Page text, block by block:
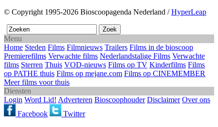
© Copyright 1995-2026 Bioscoopagenda Nederland /HyperLeap
Menu
Home Steden Films Filmnieuws Trailers Films in de bioscoop
Premierefilms Verwachte films Nederlandstalige Films Verwachte
films Sterren Thuis VOD-nieuws Films op TV Kinderfilms Films
op PATHE thuis Films op mejane.com Films op CINEMEMBER
Meer films voor thuis
Diensten
Login Word Lid! Adverteren Bioscoophouder Disclaimer Over ons
Facebook
Twitter